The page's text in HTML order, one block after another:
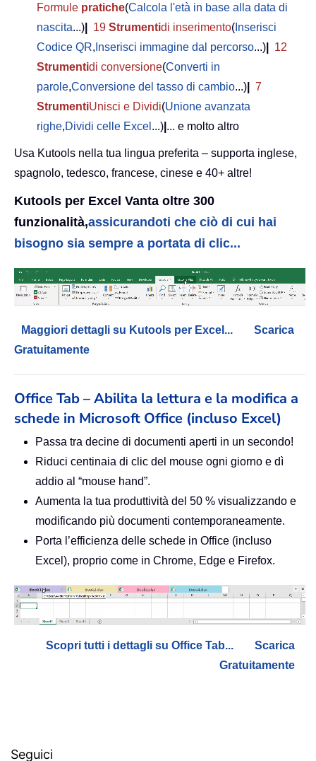
Formule pratiche(Calcola l'età in base alla data di
nascita...) 19 Strumentidi inserimento( Inserisci
Codice QR, Inserisci immagine dal percorso...)
12
Strumentidi conversione(Converti in
parole,Conversione del tasso di cambio...)
7
StrumentiUnisci e Dividi(Unione avanzata
righe,Dividi celle Excel ...) ... e molto altro
Usa Kutools nella tua lingua preferita – supporta inglese,
spagnolo, tedesco, francese, cinese e 40+ altre!
Kutools per Excel Vanta oltre 300
funzionalità,assicurandoti che ciò di cui hai
bisogno sia sempre a portata di clic...
Maggiori dettagli su Kutools per Excel...
Scarica
Gratuitamente
Office Tab – Abilita la lettura e la modifica a
schede in Microsoft Office (incluso Excel)
Passa tra decine di documenti aperti in un secondo!
Riduci centinaia di clic del mouse ogni giorno e dì
addio al “mouse hand”.
Aumenta la tua produttività del 50 % visualizzando e
modificando più documenti contemporaneamente.
Porta l’efficienza delle schede in Office (incluso
Excel), proprio come in Chrome, Edge e Firefox.
Scopri tutti i dettagli su Office Tab...
Scarica
Gratuitamente
Seguici